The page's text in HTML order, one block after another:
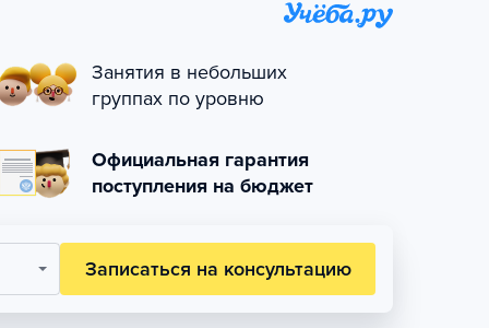
Занятия в небольших
группах по уровню
Официальная гарантия
поступления на бюджет
Записаться на консультацию